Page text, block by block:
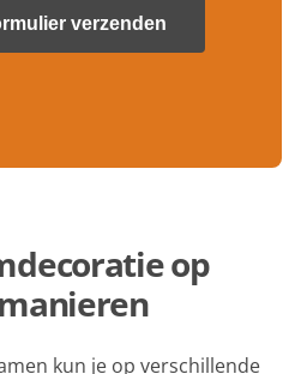
op
kun je op verschillende